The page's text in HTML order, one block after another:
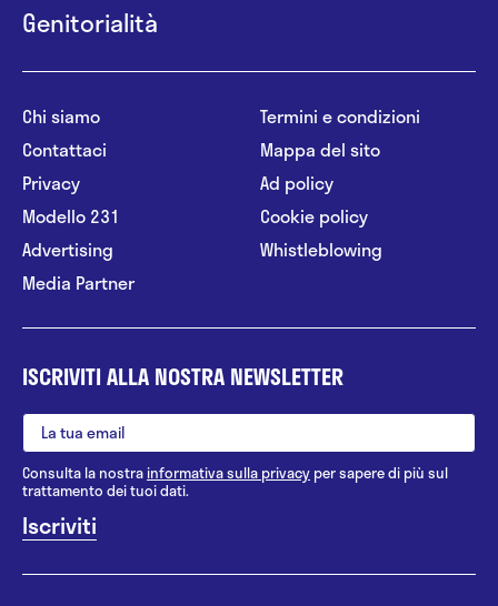
Genitorialità
Chi siamo
Contattaci
Privacy
Modello 231
Advertising
Media Partner
Termini e condizioni
Mappa del sito
Ad policy
Cookie policy
Whistleblowing
ISCRIVITI ALLA NOSTRA NEWSLETTER
Consulta la nostrainformativa sulla privacy per sapere di più sul
trattamento dei tuoi dati.